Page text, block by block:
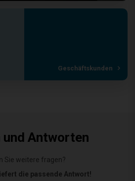
Geschäftskunden
und Antworten
Sie weitere fragen?
die passende Antwort!